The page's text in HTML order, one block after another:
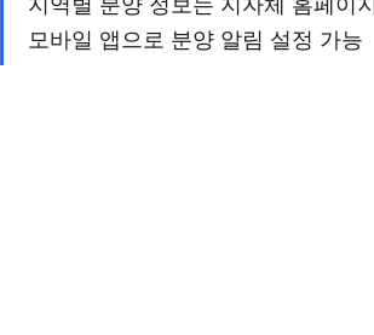
모바일 앱으로 분양 알림 설정 가능